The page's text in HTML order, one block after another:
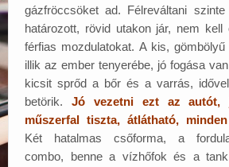
gázfröccsöket ad. Félreváltani
határozott, rövid utakon jár, nem kell
férfias mozdulatokat. A kis,
illik az ember tenyerébe, jó fogása
kicsit sprőd a bőr és a varrás,
betörik. Jó vezetni ezt az autót,
műszerfal tiszta, átlátható,
Két hatalmas csőforma, a
combo, benne a vízhőfok és a